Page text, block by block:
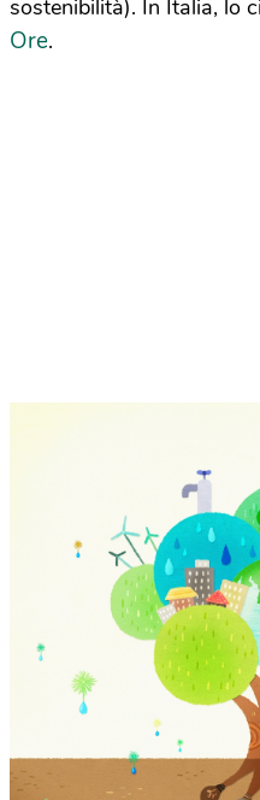
sostenibilità). In Italia, lo
Ore.